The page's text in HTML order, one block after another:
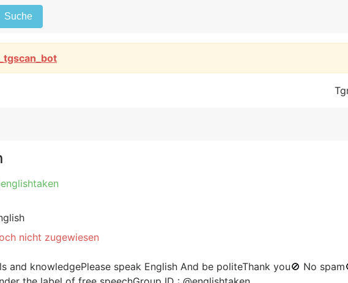
Suche
nicht zugewiesen
and knowledgePlease speak English And be politeThank you🚫 No